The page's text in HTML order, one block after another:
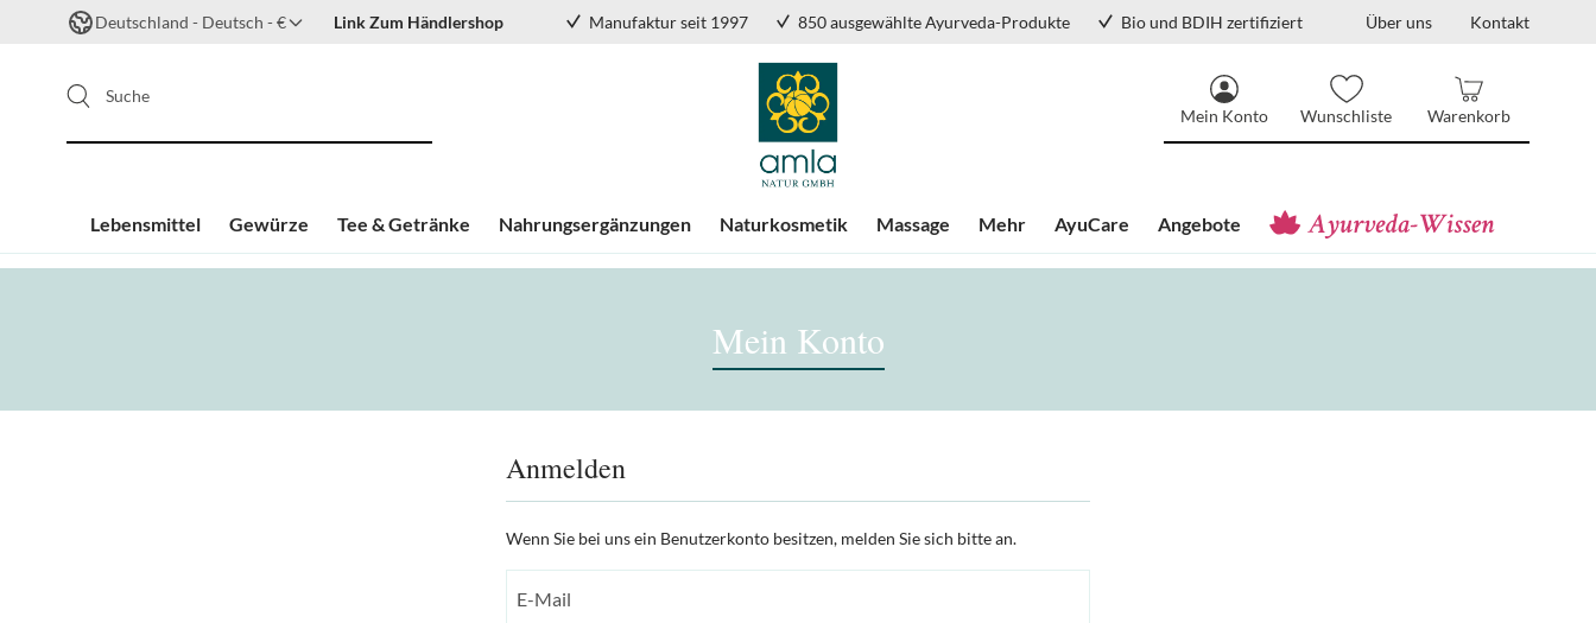
Deutschland - Deutsch - € Link Zum Händlershop Manufaktur seit 1997 850 ausgewählte Ayurveda-Produkte Bio und BDIH zertifiziert Über uns Kontakt
Lebensmittel Gewürze Tee & Getränke Nahrungsergänzungen Naturkosmetik Massage Mehr AyuCare Angebote
Mein Konto Wunschliste
Suche
Warenkorb
Zum Inhalt springen
Mein Konto
Anmelden
Wenn Sie bei uns ein Benutzerkonto besitzen, melden Sie sich bitte an.